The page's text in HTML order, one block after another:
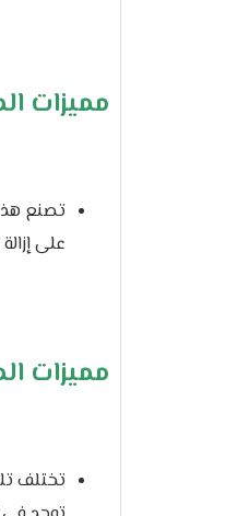
مميزات
على
مميزات
تختلف